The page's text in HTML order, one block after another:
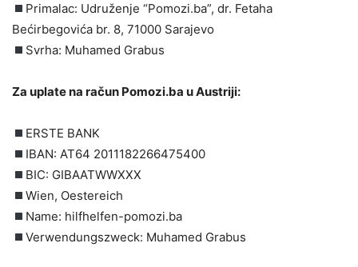
Primalac: Udruženje “Pomozi.ba”, dr. Fetaha
Bećirbegovića br. 8, 71000 Sarajevo
Svrha: Muhamed Grabus
Za uplate na račun Pomozi.ba u Austriji:
ERSTE BANK
IBAN: AT64 2011182266475400
BIC: GIBAATWWXXX
Wien, Oestereich
Name: hilfhelfen-pomozi.ba
Verwendungszweck: Muhamed Grabus